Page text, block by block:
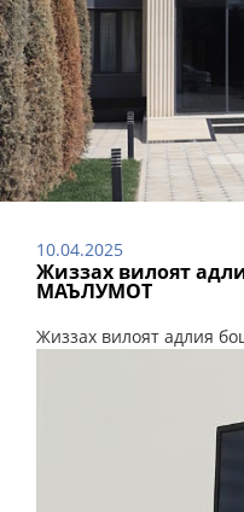
10.04.2025
Жиззах вилоят
МАЪЛУМОТ
Жиззах вилоят адлия